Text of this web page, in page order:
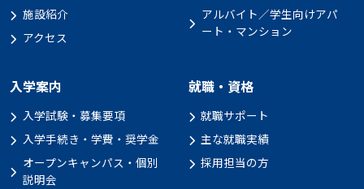
施設紹介
アクセス
アルバイト／学生向けアパ
ート・マンション
入学案内
入学試験・募集要項
入学手続き・学費・奨学金
オープンキャンパス・個別
説明会
就職・資格
就職サポート
主な就職実績
採用担当の方